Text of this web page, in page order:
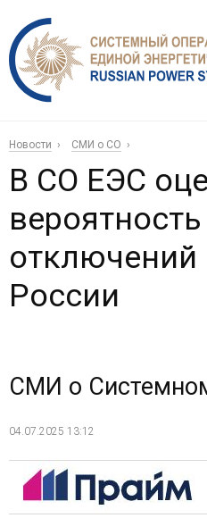
Новости СМИ о СО
В СО ЕЭС
отключений
России
СМИ о
04.07.2025 13:12